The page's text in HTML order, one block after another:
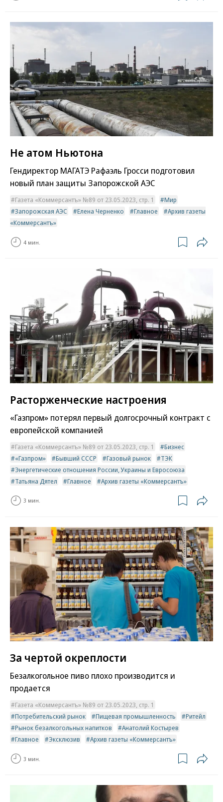
Не атом Ньютона
Гендиректор МАГАТЭ Рафаэль Гросси подготовил
новый план защиты Запорожской АЭС
Газета «Коммерсантъ» №89 от 23.05.2023, стр. 1
Мир
Запорожская АЭС
Елена Черненко Главное
Архив газеты
«Коммерсантъ»
4 мин.
Расторженческие настроения
«Газпром» потерял первый долгосрочный контракт с
европейской компанией
Газета «Коммерсантъ» №89 от 23.05.2023, стр. 1
Бизнес
«Газпром»
Бывший СССР Газовый рынок
ТЭК
Энергетические отношения России, Украины и Евросоюза
Татьяна Дятел
Главное Архив газеты «Коммерсантъ»
3 мин.
За чертой окреплости
Безалкогольное пиво плохо производится и
продается
Газета «Коммерсантъ» №89 от 23.05.2023, стр. 1
Потребительский рынок
Пищевая промышленность
Ритейл
Рынок безалкогольных напитков
Анатолий Костырев
Главное
Эксклюзив Архив газеты «Коммерсантъ»
3 мин.